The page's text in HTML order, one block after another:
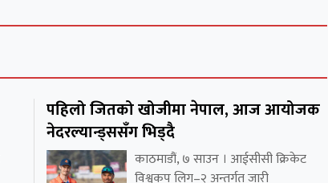
पहिलो जितको खोजीमा नेपाल, आज आयोजक
नेदरल्यान्ड्ससँग भिड्दै
काठमाडौं, ७ साउन । आईसीसी क्रिकेट
विश्वकप लिग–२ अन्तर्गत जारी